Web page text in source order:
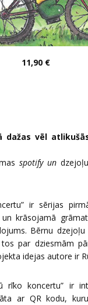
11,90 €
dažas vēl
spotify un
ir sērijas
krāsojamā
Bērnu
par dziesmām
idejas autore ir
rīko koncertu” ir
ar QR kodu,